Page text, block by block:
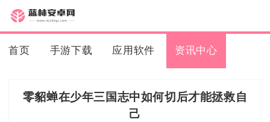
首页 手游下载 应用软件 资讯中心
零貂蝉在少年三国志中如何切后才能拯救自
己